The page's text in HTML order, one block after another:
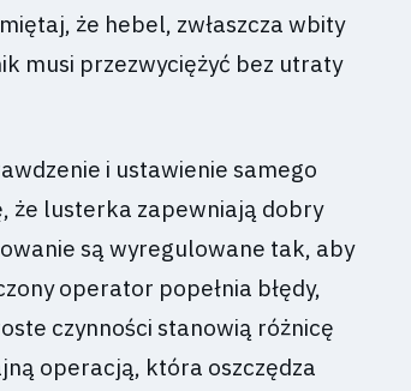
że hebel, zwłaszcza wbity
musi przezwyciężyć bez utraty
i ustawienie samego
że lusterka zapewniają dobry
są wyregulowane tak, aby
operator popełnia błędy,
czynności stanowią różnicę
operacją, która oszczędza